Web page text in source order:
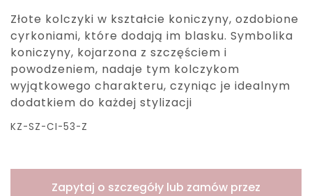
Złote kolczyki w kształcie koniczyny, ozdobione
cyrkoniami, które dodają im blasku. Symbolika
koniczyny, kojarzona z szczęściem i
powodzeniem, nadaje tym kolczykom
wyjątkowego charakteru, czyniąc je idealnym
dodatkiem do każdej stylizacji
KZ-SZ-CI-53-Z
Zapytaj o szczegóły lub zamów przez